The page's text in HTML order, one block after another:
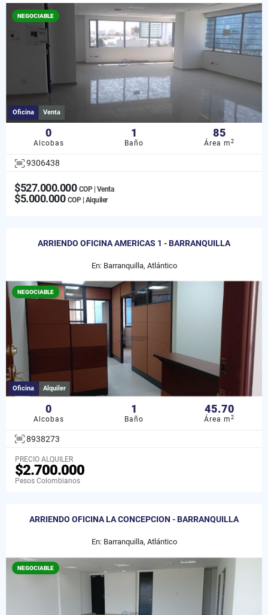
NEGOCIABLE
Oficina Venta
0
Alcobas
1
Baño
85
Área m2
9306438
$527.000.000 COP | Venta
$5.000.000 COP | Alquiler
ARRIENDO OFICINA AMERICAS 1 - BARRANQUILLA
En: Barranquilla, Atlántico
NEGOCIABLE
Oficina Alquiler
0
Alcobas
1
Baño
45.70
Área m2
8938273
PRECIO ALQUILER
$2.700.000
Pesos Colombianos
ARRIENDO OFICINA LA CONCEPCION - BARRANQUILLA
En: Barranquilla, Atlántico
NEGOCIABLE